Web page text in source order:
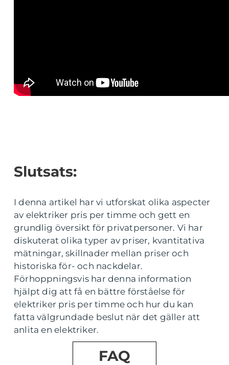
Slutsats:
I denna artikel har vi utforskat olika aspecter
av elektriker pris per timme och gett en
grundlig översikt för privatpersoner. Vi har
diskuterat olika typer av priser, kvantitativa
mätningar, skillnader mellan priser och
historiska för- och nackdelar.
Förhoppningsvis har denna information
hjälpt dig att få en bättre förståelse för
elektriker pris per timme och hur du kan
fatta välgrundade beslut när det gäller att
anlita en elektriker.
FAQ